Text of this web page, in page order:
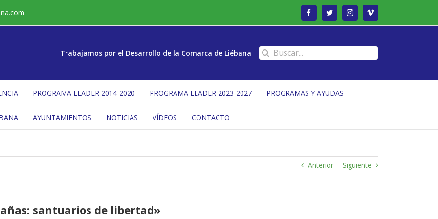
FacebookTwitterInstagramVimeo
Trabajamos por el Desarrollo de la Comarca de Liébana Buscar:
PROGRAMA LEADER 2014-2020 PROGRAMA LEADER 2023-2027 PROGRAMAS Y AYUDAS
AYUNTAMIENTOS NOTICIAS VÍDEOS CONTACTO
Anterior Siguiente
santuarios de libertad»